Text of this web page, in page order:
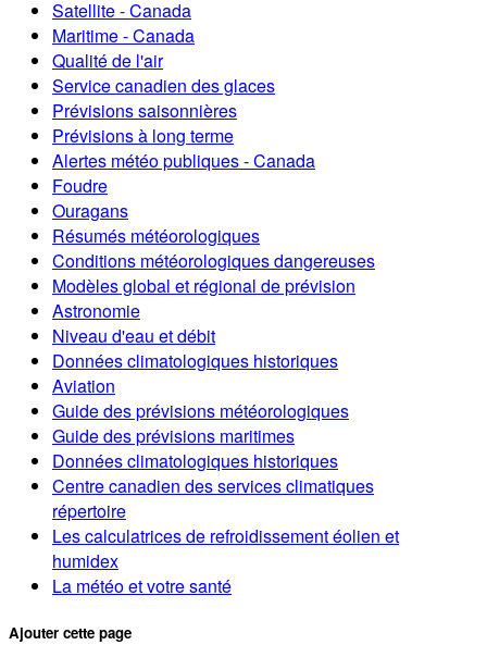
Satellite - Canada
Maritime - Canada
Qualité de l'air
Service canadien des glaces
Prévisions saisonnières
Prévisions à long terme
Alertes météo publiques - Canada
Foudre
Ouragans
Résumés météorologiques
Conditions météorologiques dangereuses
Modèles global et régional de prévision
Astronomie
Niveau d'eau et débit
Données climatologiques historiques
Aviation
Guide des prévisions météorologiques
Guide des prévisions maritimes
Données climatologiques historiques
Centre canadien des services climatiques
répertoire
Les calculatrices de refroidissement éolien et
humidex
La météo et votre santé
Ajouter cette page